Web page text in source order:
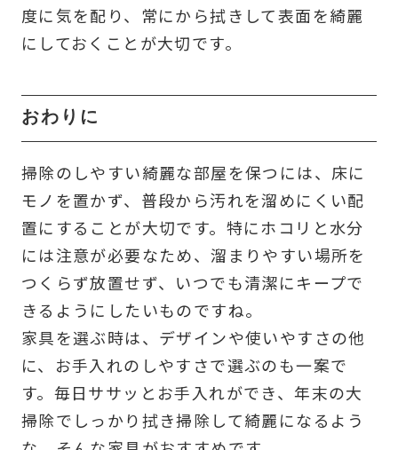
度に気を配り、常にから拭きして表面を綺麗
にしておくことが大切です。
おわりに
掃除のしやすい綺麗な部屋を保つには、床に
モノを置かず、普段から汚れを溜めにくい配
置にすることが大切です。特にホコリと水分
には注意が必要なため、溜まりやすい場所を
つくらず放置せず、いつでも清潔にキープで
きるようにしたいものですね。
家具を選ぶ時は、デザインや使いやすさの他
に、お手入れのしやすさで選ぶのも一案で
す。毎日ササッとお手入れができ、年末の大
掃除でしっかり拭き掃除して綺麗になるよう